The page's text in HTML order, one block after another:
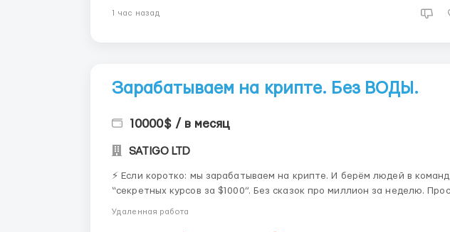
1 час назад
Зарабатываем на крипте. Без ВОДЫ.
10000$ / в месяц
SATIGO LTD
⚡ Если коротко: мы зарабатываем на крипте. И берём людей в команду. Без сложных слов.
“секретных курсов за $1000”. Без сказок про миллион за неделю. Просто объясню как есть. 👇
Удаленная работа